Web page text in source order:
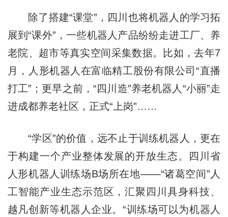
除了搭建“课堂”，四川也将机器人的学习拓
展到“课外”，一些机器人产品纷纷走进工厂、养
老院、超市等真实空间采集数据。比如，去年7
月，人形机器人在富临精工股份有限公司“直播
打工”；更早之前，“四川造”养老机器人“小丽”走
进成都养老社区，正式“上岗”……
“学区”的价值，远不止于训练机器人，更在
于构建一个产业整体发展的开放生态。四川省
人形机器人训练场B场所在地——“诸葛空间”人
工智能产业生态示范区，汇聚四川具身科技、
越凡创新等机器人企业。“训练场可以为机器人